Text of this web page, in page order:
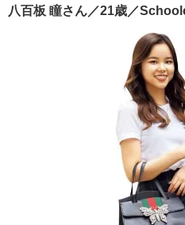
八百板 瞳さん／21歳／